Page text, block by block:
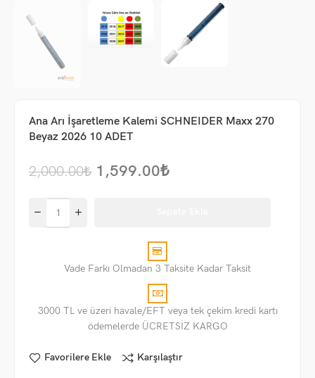
Ana Arı İşaretleme Kalemi SCHNEIDER Maxx 270
Beyaz 2026 10 ADET
2,000.00₺ 1,599.00₺
Vade Farkı Olmadan 3 Taksite Kadar Taksit
3000 TL ve üzeri havale/EFT veya tek çekim kredi kartı
ödemelerde ÜCRETSİZ KARGO
Favorilere Ekle Karşılaştır